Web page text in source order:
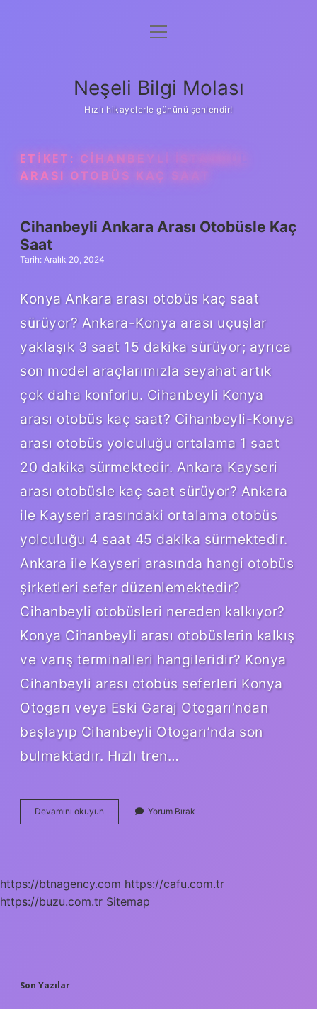
Anasayfa
Yasal Uyarı
menüyü
Neşeli Bilgi Molası
Hızlı hikayelerle gününü şenlendir!
ETIKET: CIHANBEYLI İSTANBUL
ARASI OTOBÜS KAÇ SAAT
Cihanbeyli Ankara Arası Otobüsle Kaç
Saat
Tarih: Aralık 20, 2024
Konya Ankara arası otobüs kaç saat
sürüyor? Ankara-Konya arası uçuşlar
yaklaşık 3 saat 15 dakika sürüyor; ayrıca
son model araçlarımızla seyahat artık
çok daha konforlu. Cihanbeyli Konya
arası otobüs kaç saat? Cihanbeyli-Konya
arası otobüs yolculuğu ortalama 1 saat
20 dakika sürmektedir. Ankara Kayseri
arası otobüsle kaç saat sürüyor? Ankara
ile Kayseri arasındaki ortalama otobüs
yolculuğu 4 saat 45 dakika sürmektedir.
Ankara ile Kayseri arasında hangi otobüs
şirketleri sefer düzenlemektedir?
Cihanbeyli otobüsleri nereden kalkıyor?
Konya Cihanbeyli arası otobüslerin kalkış
ve varış terminalleri hangileridir? Konya
Cihanbeyli arası otobüs seferleri Konya
Otogarı veya Eski Garaj Otogarı’ndan
başlayıp Cihanbeyli Otogarı’nda son
bulmaktadır. Hızlı tren…
Devamını okuyun Cihanbeyli
Ankara
Yorum Bırak
https://btnagency.com https://cafu.com.tr
https://buzu.com.tr Sitemap
SIDEBAR
Son Yazılar